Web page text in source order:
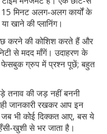
मिनट अलग‑अलग कार्यों के
खाने की प्लानिंग।
करने की कोशिश करते हैं और
से मदद माँगें। उदाहरण के
फेसबुक ग्रुप में प्रश्न पूछें; बहुत
तनाव की जड़ नहीं बननी
जानकारी रखकर आप इन
जब भी कोई दिक्कत आए, बस ये
से भर जाता है।